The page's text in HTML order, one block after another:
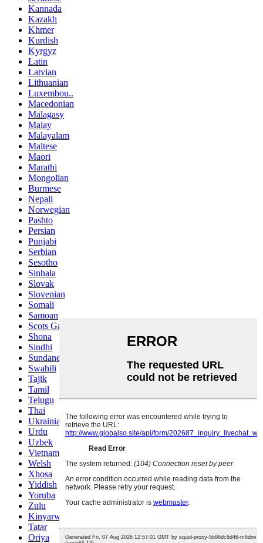
Kannada
Kazakh
Khmer
Kurdish
Kyrgyz
Latin
Latvian
Lithuanian
Luxembou..
Macedonian
Malagasy
Malay
Malayalam
Maltese
Maori
Marathi
Mongolian
Burmese
Nepali
Norwegian
Pashto
Persian
Punjabi
Serbian
Sesotho
Sinhala
Slovak
Slovenian
Somali
Samoan
Scots Gaelic
Shona
Sindhi
Sundanese
Swahili
Tajik
Tamil
Telugu
Thai
Ukrainian
Urdu
Uzbek
Vietnamese
Welsh
Xhosa
Yiddish
Yoruba
Zulu
Kinyarwanda
Tatar
Oriya